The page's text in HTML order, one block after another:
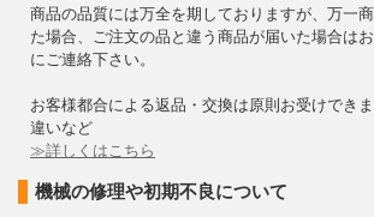
商品の品質には万全を期しておりますが、万一
た場合、ご注文の品と違う商品が届いた場合は
にご連絡下さい。
お客様都合による返品・交換は原則お受けでき
違いなど
≫詳しくはこちら
機械の修理や初期不良について